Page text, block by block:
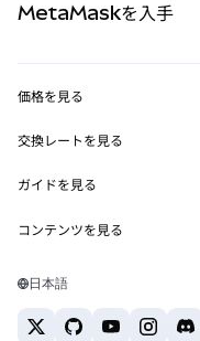
RWA
MetaMask Connect
Snaps
Web3サービス
MetaMaskを入手
セキュリティ
サポート
キャリア
お問い合わせ
価格を見る
イーサリアムの価格
Solanaの価格
Tetherの価格
交換レートを見る
ETH→USD
USDT→INR
BTC→INR
ETH→USDT
ガイドを見る
ETHの購入
USDTの購入
コンテンツを見る
Solanaウォレット
日本語